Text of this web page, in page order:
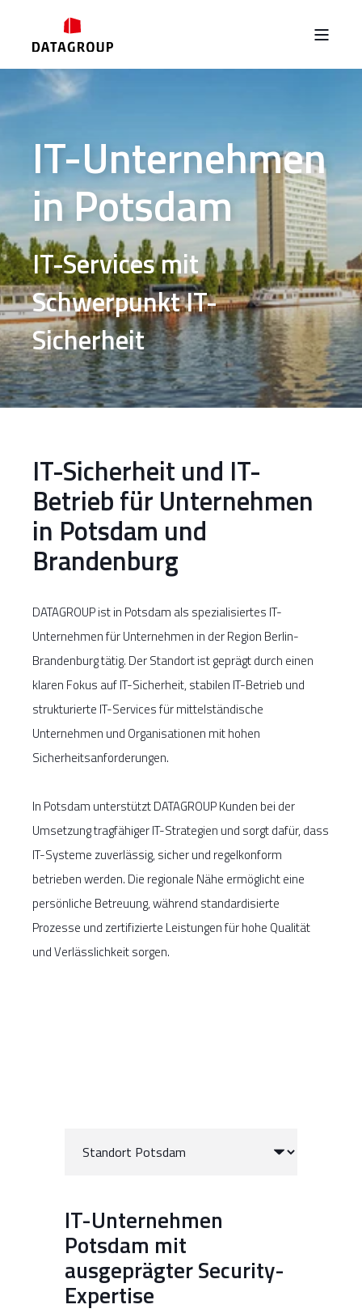
IT-Unternehmen
in Potsdam
IT-Services mit
Schwerpunkt IT-
Sicherheit
IT-Sicherheit und IT-
Betrieb für Unternehmen
in Potsdam und
Brandenburg
DATAGROUP ist in Potsdam als spezialisiertes IT-
Unternehmen für Unternehmen in der Region Berlin-
Brandenburg tätig. Der Standort ist geprägt durch einen
klaren Fokus auf IT-Sicherheit, stabilen IT-Betrieb und
strukturierte IT-Services für mittelständische
Unternehmen und Organisationen mit hohen
Sicherheitsanforderungen.
In Potsdam unterstützt DATAGROUP Kunden bei der
Umsetzung tragfähiger IT-Strategien und sorgt dafür, dass
IT-Systeme zuverlässig, sicher und regelkonform
betrieben werden. Die regionale Nähe ermöglicht eine
persönliche Betreuung, während standardisierte
Prozesse und zertifizierte Leistungen für hohe Qualität
und Verlässlichkeit sorgen.
IT-Unternehmen
Potsdam mit
ausgeprägter Security-
Expertise